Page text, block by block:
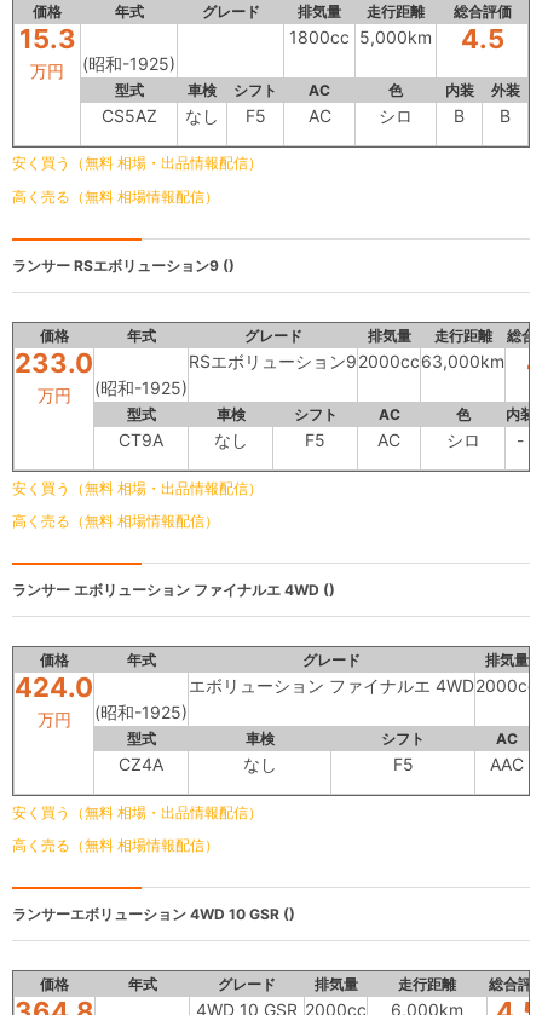
価格 年式 グレード 排気量 走行距離 総合評価
15.3
万円 (昭和-1925)
1800cc 5,000km 4.5
型式 車検 シフト AC 色 内装 外装
CS5AZ なし F5 AC シロ B B
安く買う（無料 相場・出品情報配信）
高く売る（無料 相場情報配信）
ランサー RSエボリューション9 ()
価格 年式 グレード 排気量 走行距離 総合
233.0
万円 (昭和-1925)
RSエボリューション92000cc63,000km
型式 車検 シフト AC 色 内装
CT9A なし F5 AC シロ -
安く買う（無料 相場・出品情報配信）
高く売る（無料 相場情報配信）
ランサー エボリューション ファイナルエ 4WD ()
価格 年式 グレード 排気量
424.0
万円 (昭和-1925)
エボリューション ファイナルエ 4WD2000cc
型式 車検 シフト AC
CZ4A なし F5 AAC
安く買う（無料 相場・出品情報配信）
高く売る（無料 相場情報配信）
ランサーエボリューション 4WD 10 GSR ()
価格 年式 グレード 排気量 走行距離 総合評
4WD 10 GSR 2000cc 6,000km